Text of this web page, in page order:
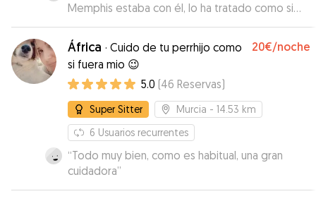
Memphis estaba con él, lo ha tratado como si
fuera suyo! Gracias 🤩”
África · Cuido de tu perrhijo como
si fuera mio 😉
20€/noche
5.0 (46 Reservas)
Super Sitter Murcia - 14.53 km
6 Usuarios recurrentes
“Todo muy bien, como es habitual, una gran
cuidadora”